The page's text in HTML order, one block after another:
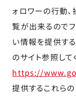
ォロワーの行動
覧が出来るので
い情報を提供す
のサイト参照して
https://
提供するこれら